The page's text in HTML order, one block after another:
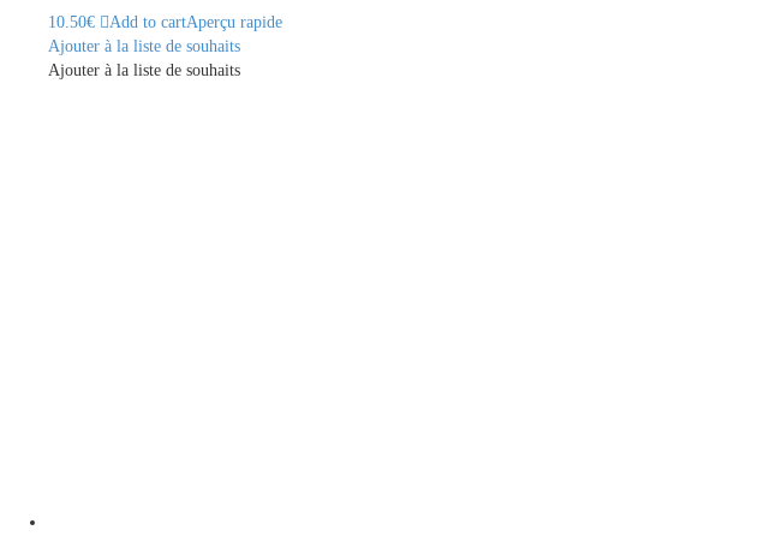
10.50€ Add to cartAperçu rapide
Ajouter à la liste de souhaits
Ajouter à la liste de souhaits